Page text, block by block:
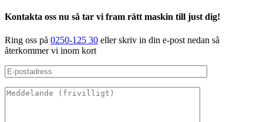
Kontakta oss nu så tar vi fram rätt maskin till just dig!
Ring oss på 0250-125 30 eller skriv in din e-post nedan så
återkommer vi inom kort